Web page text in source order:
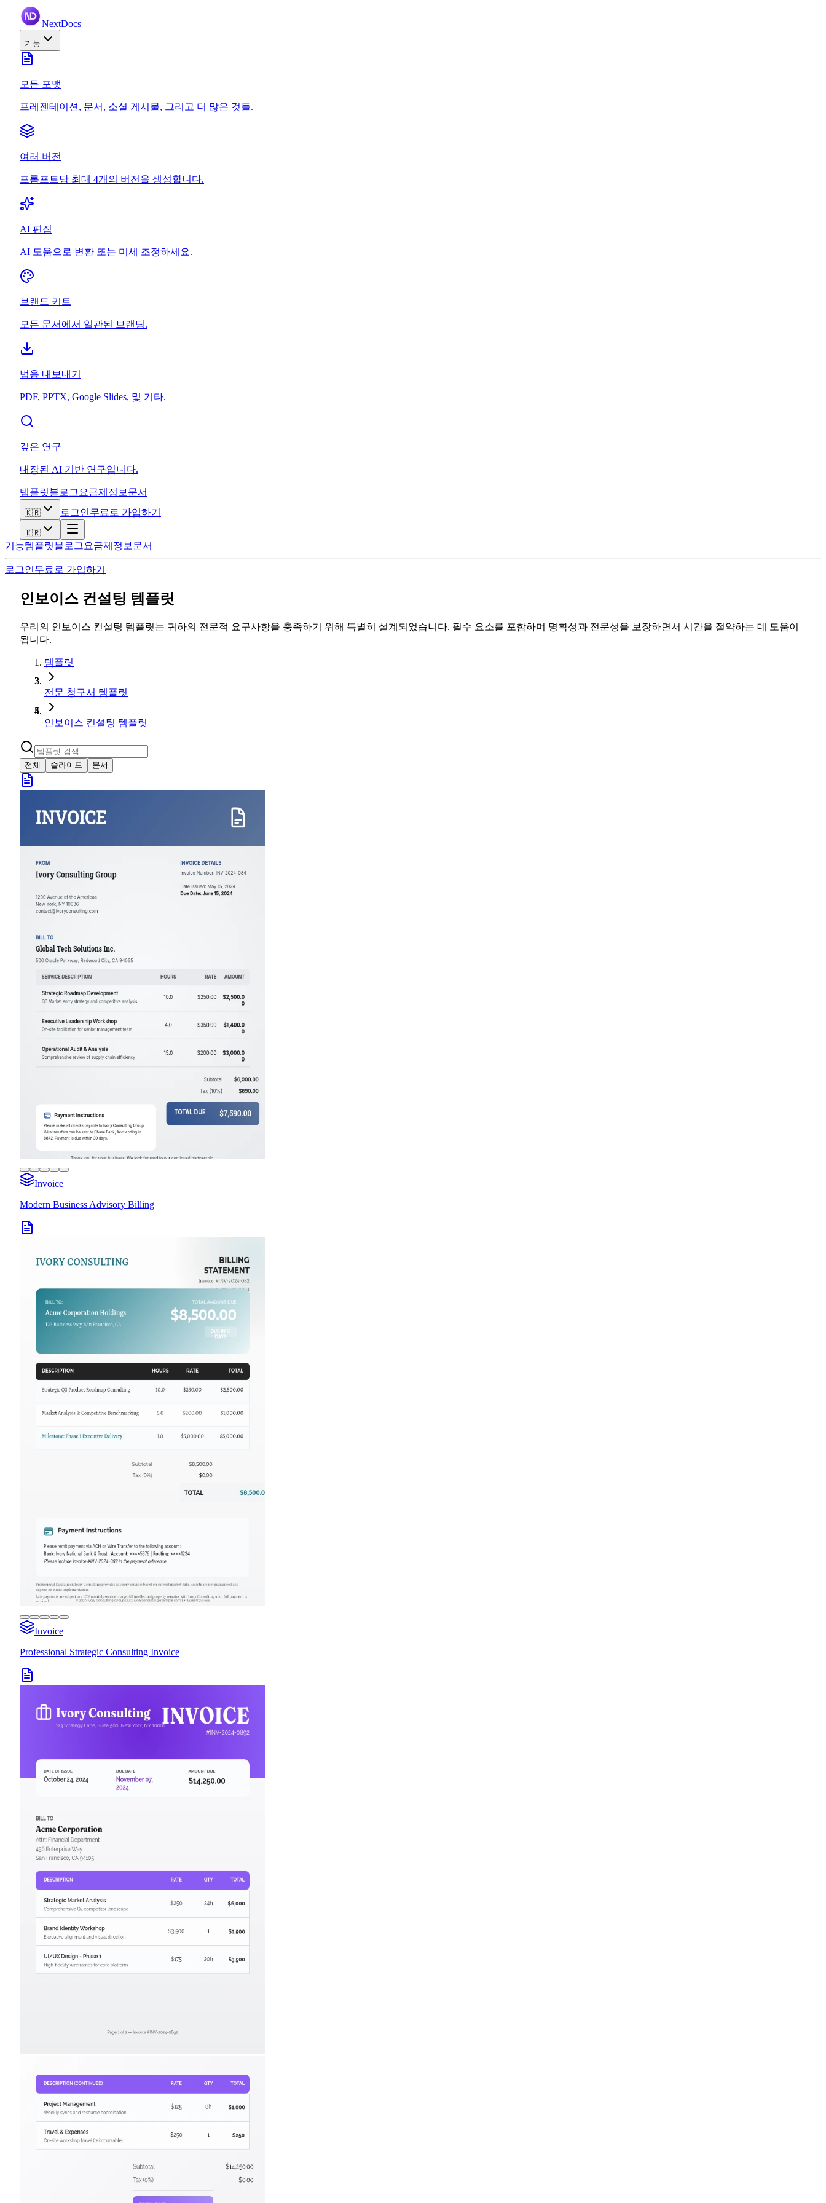
NextDocs
기능
모든 포맷
프레젠테이션, 문서, 소셜 게시물, 그리고 더 많은 것들.
여러 버전
프롬프트당 최대 4개의 버전을 생성합니다.
AI 편집
AI 도움으로 변환 또는 미세 조정하세요.
브랜드 키트
모든 문서에서 일관된 브랜딩.
범용 내보내기
PDF, PPTX, Google Slides, 및 기타.
깊은 연구
내장된 AI 기반 연구입니다.
템플릿블로그 요금제 정보 문서
🇰🇷 로그인무료로 가입하기
🇰🇷
기능템플릿블로그 요금제 정보 문서
로그인무료로 가입하기
인보이스 컨설팅 템플릿
우리의 인보이스 컨설팅 템플릿는 귀하의 전문적 요구사항을 충족하기 위해 특별히 설계되었습니다. 필수 요소를 포함하며 명확성과 전문성을 보장하면서 시간을 절약하는 데 도움이
됩니다.
템플릿
전문 청구서 템플릿
인보이스 컨설팅 템플릿
전체 슬라이드 문서
Invoice
Modern Business Advisory Billing
Invoice
Professional Strategic Consulting Invoice